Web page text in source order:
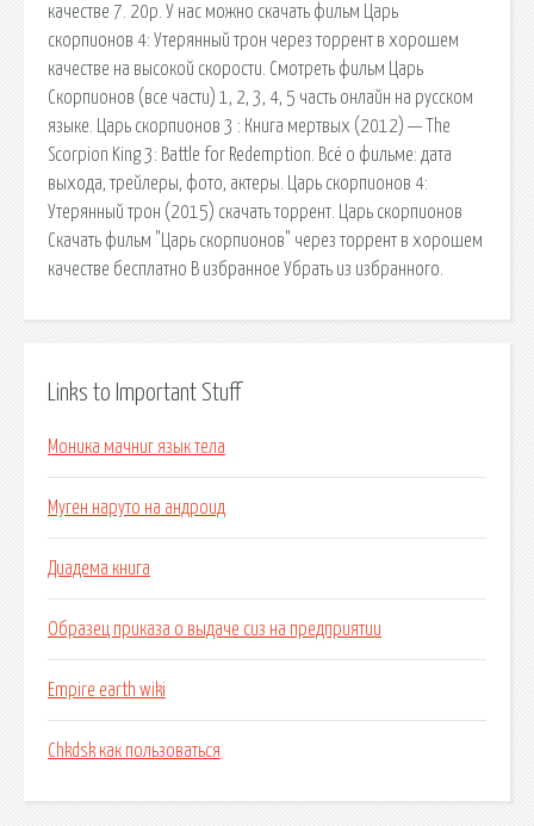
качестве 7. 20p. У нас можно скачать фильм Царь
скорпионов 4: Утерянный трон через торрент в хорошем
качестве на высокой скорости. Смотреть фильм Царь
Скорпионов (все части) 1, 2, 3, 4, 5 часть онлайн на русском
языке. Царь скорпионов 3 : Книга мертвых (2012) — The
Scorpion King 3: Battle for Redemption. Всё о фильме: дата
выхода, трейлеры, фото, актеры. Царь скорпионов 4:
Утерянный трон (2015) скачать торрент. Царь скорпионов
Скачать фильм "Царь скорпионов" через торрент в хорошем
качестве бесплатно В избранное Убрать из избранного.
Links to Important Stuff
Моника мачниг язык тела
Муген наруто на андроид
Диадема книга
Образец приказа о выдаче сиз на предприятии
Empire earth wiki
Chkdsk как пользоваться